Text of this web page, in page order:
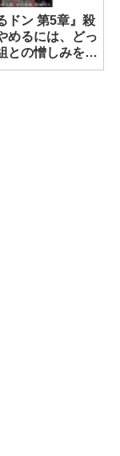
ドン 第5章』殺
めるには、どっ
との憎しみを断
ゃいけない